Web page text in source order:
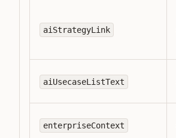
aiStrategyLink
aiUsecaseListText
enterpriseContext